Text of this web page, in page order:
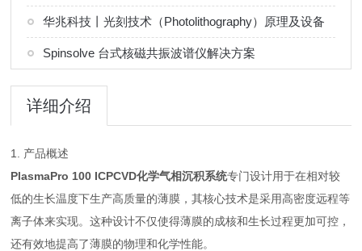
华兆科技丨光刻技术（Photolithography）原理及设备
Spinsolve 台式核磁共振波谱仪解决方案
详细介绍
1. 产品概述
PlasmaPro 100 ICPCVD化学气相沉积系统专门设计用于在相对较
低的生长温度下生产高质量的薄膜，其核心技术是采用高密度远程等
离子体来实现。这种设计不仅使得薄膜的成核和生长过程更加可控，
还有效地提高了薄膜的物理和化学性能。